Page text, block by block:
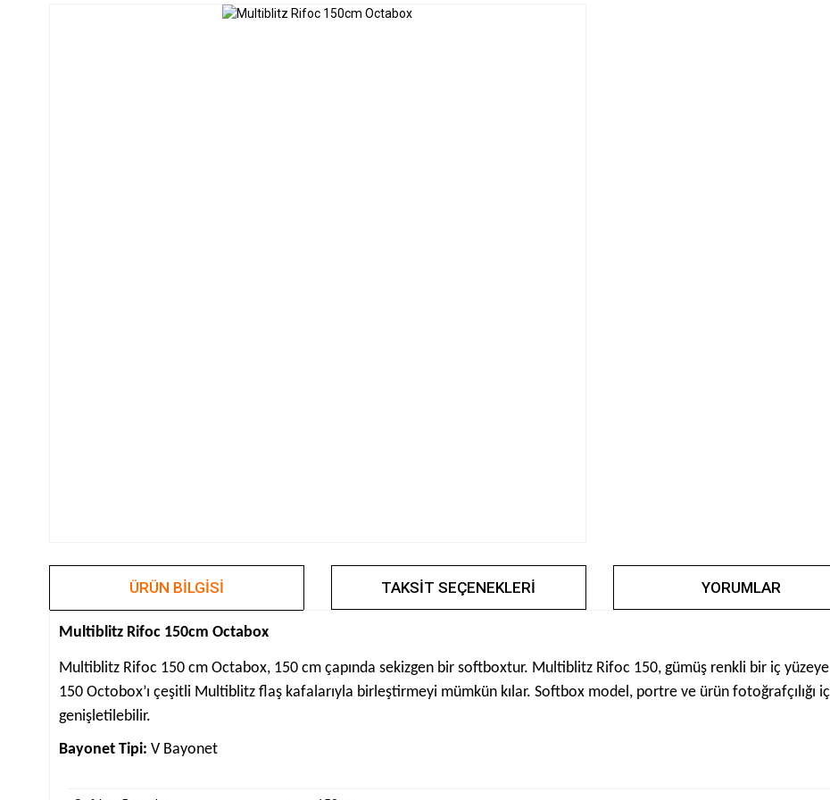
ÜRÜN BILGISI TAKSIT SEÇENEKLERI YORUMLAR
Multiblitz Rifoc 150cm Octabox
Multiblitz Rifoc 150 cm Octabox, 150 cm çapında sekizgen bir softboxtur. Multiblitz Rifoc 150, gümüş renkli bir iç
150 Octobox’ı çeşitli Multiblitz flaş kafalarıyla birleştirmeyi mümkün kılar. Softbox model, portre ve ürün
genişletilebilir.
Bayonet Tipi: V Bayonet